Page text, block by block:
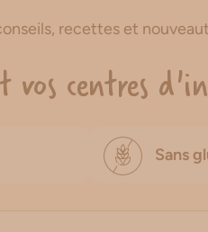
recettes et
vos centres
Sans